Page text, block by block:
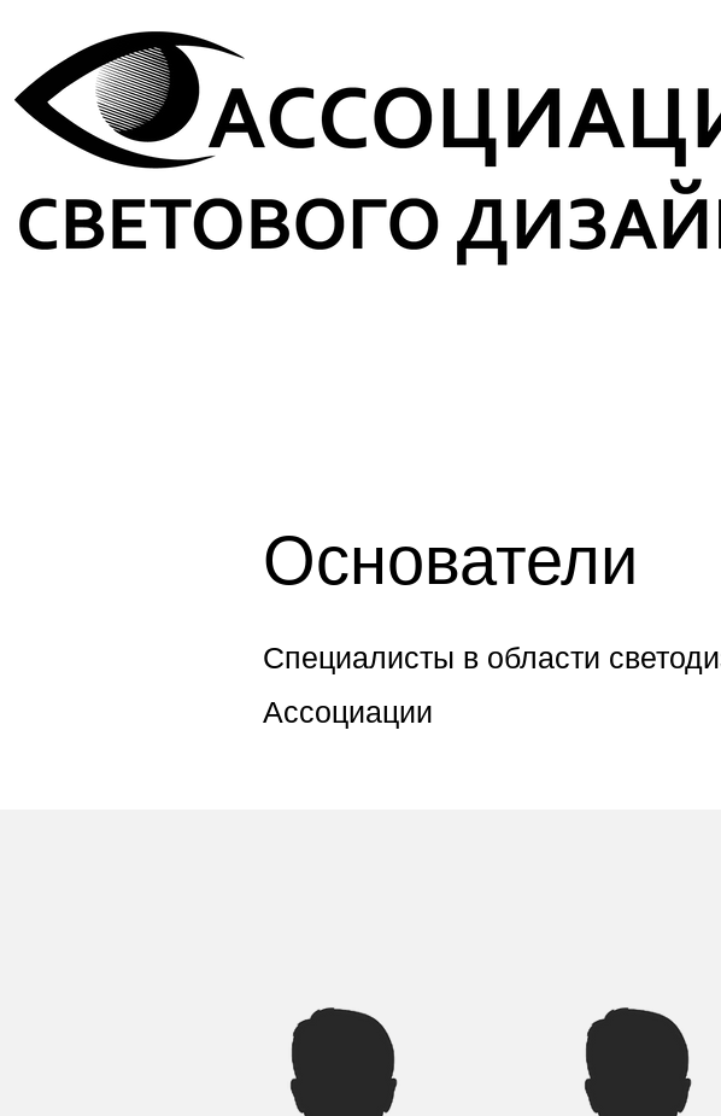
Основатели
Специалисты в области
Ассоциации